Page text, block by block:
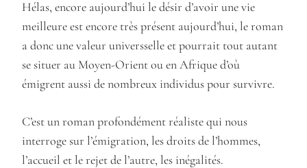
Hélas, encore aujourd’hui le désir d’avoir une vie
meilleure est encore très présent aujourd’hui, le roman
a donc une valeur universselle et pourrait tout autant
se situer au Moyen-Orient ou en Afrique d’où
émigrent aussi de nombreux individus pour survivre.
C’est un roman profondément réaliste qui nous
interroge sur l’émigration, les droits de l’hommes,
l’accueil et le rejet de l’autre, les inégalités.